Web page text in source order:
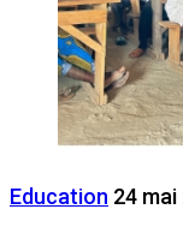
Education 24 mai